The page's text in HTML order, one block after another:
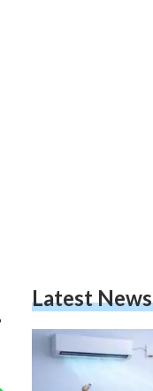
Latest News